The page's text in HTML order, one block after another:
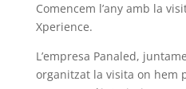
Comencem l’any amb la
Xperience.
L’empresa Panaled,
organitzat la visita on hem